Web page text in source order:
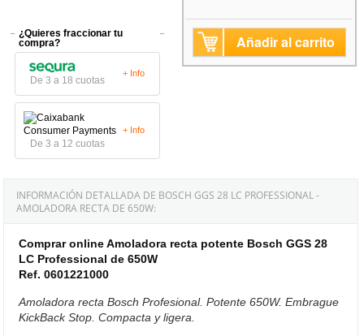
¿Quieres fraccionar tu
compra?
De 3 a 18 cuotas
+ Info
De 3 a 12 cuotas
+ Info
Añadir al carrito
INFORMACIÓN DETALLADA DE BOSCH GGS 28 LC PROFESSIONAL -
AMOLADORA RECTA DE 650W:
Comprar online Amoladora recta potente Bosch GGS 28
LC Professional de 650W
Ref. 0601221000
Amoladora recta Bosch Profesional. Potente 650W. Embrague
KickBack Stop. Compacta y ligera.